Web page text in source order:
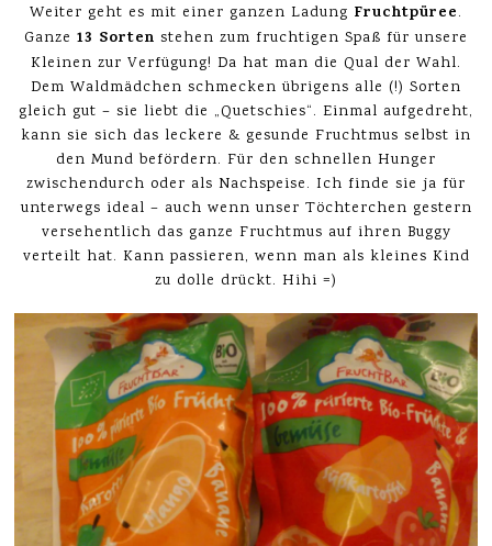
Weiter geht es mit einer ganzen Ladung Fruchtpüree.
Ganze 13 Sorten stehen zum fruchtigen Spaß für unsere
Kleinen zur Verfügung! Da hat man die Qual der Wahl.
Dem Waldmädchen schmecken übrigens alle (!) Sorten
gleich gut – sie liebt die „Quetschies“. Einmal aufgedreht,
kann sie sich das leckere & gesunde Fruchtmus selbst in
den Mund befördern. Für den schnellen Hunger
zwischendurch oder als Nachspeise. Ich finde sie ja für
unterwegs ideal – auch wenn unser Töchterchen gestern
versehentlich das ganze Fruchtmus auf ihren Buggy
verteilt hat. Kann passieren, wenn man als kleines Kind
zu dolle drückt. Hihi =)